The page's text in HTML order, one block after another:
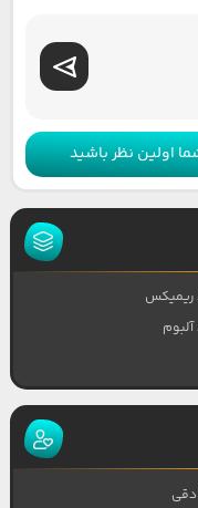
اولین نظر باشید
ریمیکس
آلبوم